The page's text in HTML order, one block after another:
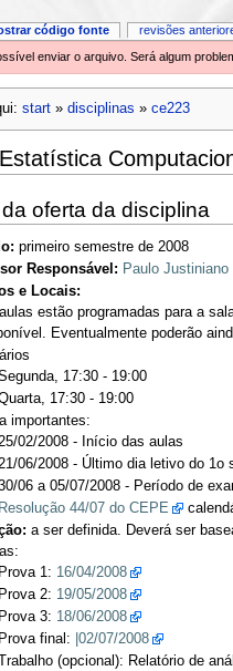
enviar o arquivo. Será algum
start» disciplinas » ce223
oferta da disciplina
primeiro semestre de 2008
Responsável: Paulo Justiniano
e Locais:
estão programadas para a
Eventualmente poderão
17:30 - 19:00
17:30 - 19:00
importantes:
02/2008 - Início das aulas
06/2008 - Último dia letivo do 1o
06 a 05/07/2008 - Período de
Resolução 44/07 do CEPE
a ser definida. Deverá ser
Prova 1: 16/04/2008
Prova 2: 19/05/2008
Prova 3: 18/06/2008
Prova final: |02/07/2008
Trabalho (opcional): Relatório de
código fonte revisões